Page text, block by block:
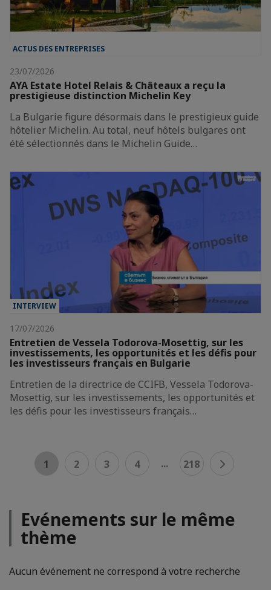
ACTUS DES ENTREPRISES
23/07/2026
AYA Estate Hotel Relais & Châteaux a reçu la
prestigieuse distinction Michelin Key
La Bulgarie figure désormais dans le prestigieux guide
hôtelier Michelin. Au total, neuf hôtels bulgares ont
été sélectionnés dans le Michelin Guide…
INTERVIEW
17/07/2026
Entretien de Vessela Todorova-Mosettig, sur les
investissements, les opportunités et les défis pour
les investisseurs français en Bulgarie
Entretien de la directrice de CCIFB, Vessela Todorova-
Mosettig, sur les investissements, les opportunités et
les défis pour les investisseurs français…
1 2 3 4 ... 218
Evénements sur le même
thème
Aucun événement ne correspond à votre recherche